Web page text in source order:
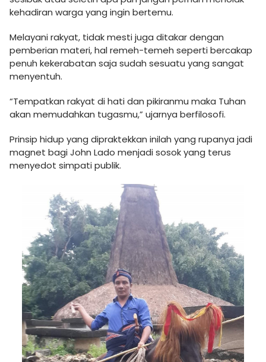
kehadiran warga yang ingin bertemu.
Melayani rakyat, tidak mesti juga ditakar dengan
pemberian materi, hal remeh-temeh seperti bercakap
penuh kekerabatan saja sudah sesuatu yang sangat
menyentuh.
“Tempatkan rakyat di hati dan pikiranmu maka Tuhan
akan memudahkan tugasmu,” ujarnya berfilosofi.
Prinsip hidup yang dipraktekkan inilah yang rupanya jadi
magnet bagi John Lado menjadi sosok yang terus
menyedot simpati publik.